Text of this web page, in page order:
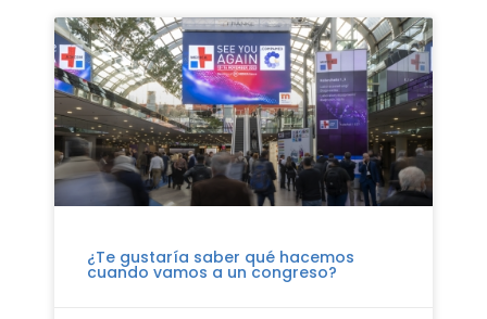
¿Te gustaría saber qué hacemos
cuando vamos a un congreso?